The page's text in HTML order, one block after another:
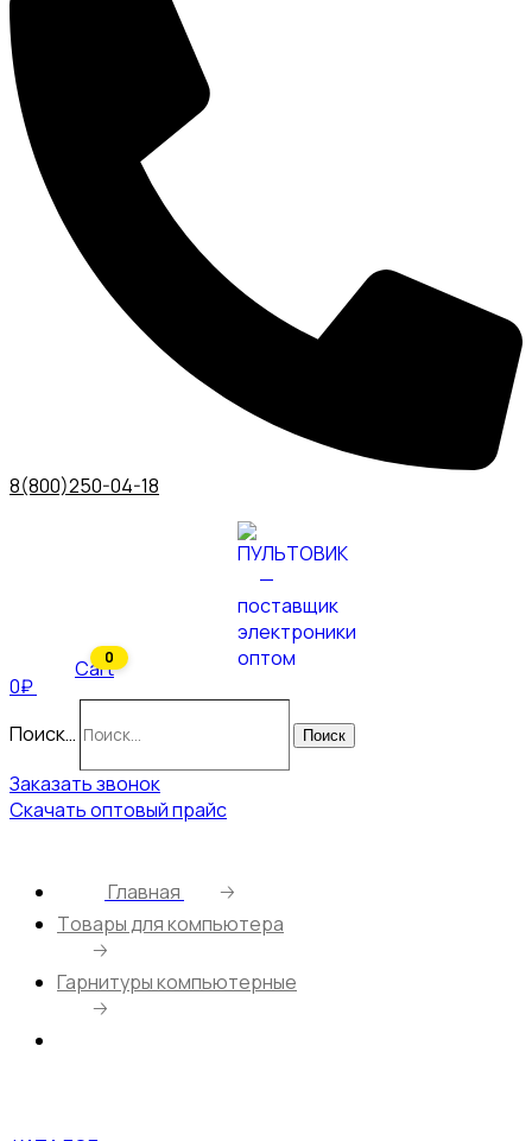
8(800)250-04-18
0₽
0
Cart
Поиск… Поиск
Заказать звонок
Скачать оптовый прайс
Главная
🡢
Tовары для компьютера
🡢
Гарнитуры компьютерные
🡢